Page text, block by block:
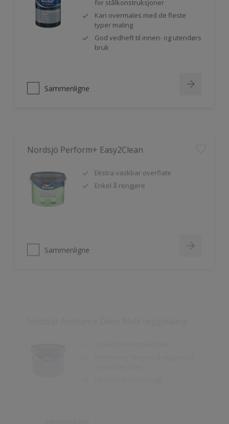
Kan overmales med de fleste
typer maling
God vedheft til innen- og utendørs
bruk
Sammenligne
Ekstra vaskbar overflate
Enkel å rengjøre